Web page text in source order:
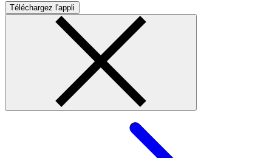
Téléchargez l'appli